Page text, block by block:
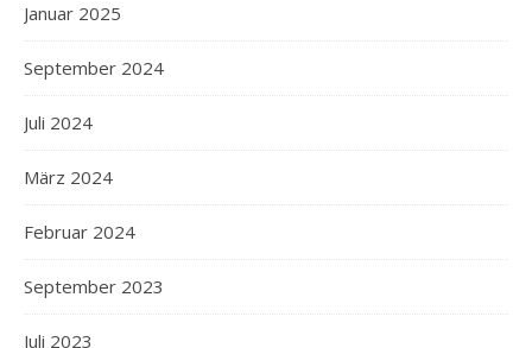
Januar 2025
September 2024
Juli 2024
März 2024
Februar 2024
September 2023
Juli 2023